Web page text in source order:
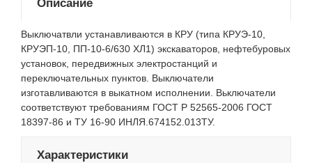
Описание
Выключатвли устанавливаются в КРУ (типа КРУЭ-10,
КРУЭП-10, ПП-10-6/630 ХЛ1) экскаваторов, нефтебуровых
установок, передвижных электростанций и
переключательных пунктов. Выключатели
изготавливаются в выкатном исполнении. Вьключатели
соответствуют требованиям ГОСТ Р 52565-2006 ГОСТ
18397-86 и ТУ 16-90 ИНЛЯ.674152.013ТУ.
Характеристики